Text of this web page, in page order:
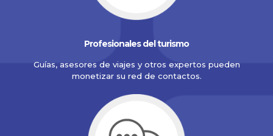
Profesionales del turismo
Guías, asesores de viajes y otros expertos pueden
monetizar su red de contactos.